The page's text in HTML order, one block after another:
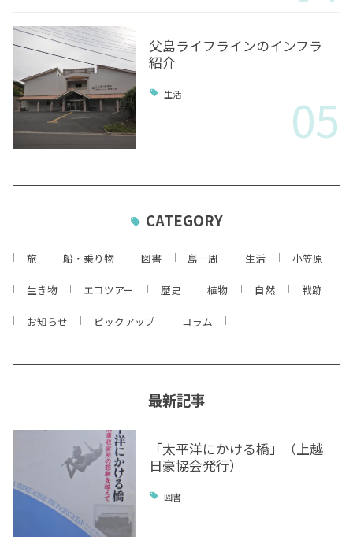
父島ライフラインのインフラ
紹介
生活 05
CATEGORY
旅 船・乗り物 図書 島一周 生活 小笠原
生き物 エコツアー 歴史 植物 自然 戦跡
お知らせ ピックアップ コラム
最新記事
「太平洋にかける橋」（上越
日豪協会発行）
図書